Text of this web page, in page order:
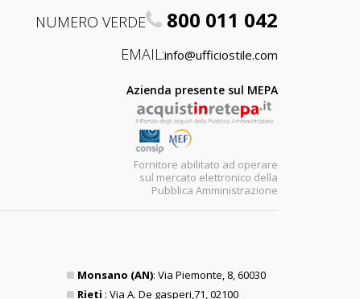
NUMERO VERDE 800 011 042
EMAIL:info@ufficiostile.com
Azienda presente sul MEPA
Fornitore abilitato ad operare
sul mercato elettronico della
Pubblica Amministrazione
Monsano (AN): Via Piemonte, 8, 60030
Rieti : Via A. De gasperi,71, 02100